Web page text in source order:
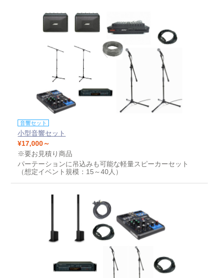
音響セット
小型音響セット
¥17,000～
※要お見積り商品
パーテーションに吊込みも可能な軽量スピーカーセット
（想定イベント規模：15～40人）